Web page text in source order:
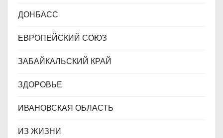
ДОНБАСС
ЕВРОПЕЙСКИЙ СОЮЗ
ЗАБАЙКАЛЬСКИЙ КРАЙ
ЗДОРОВЬЕ
ИВАНОВСКАЯ ОБЛАСТЬ
ИЗ ЖИЗНИ